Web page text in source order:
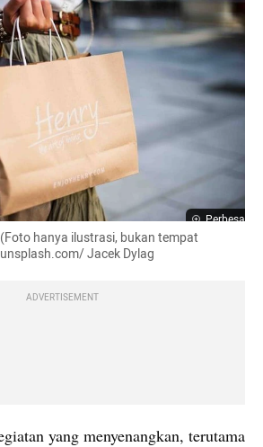
Perbesar
hanya ilustrasi, bukan tempat
Jacek Dylag
ADVERTISEMENT
yang menyenangkan, terutama